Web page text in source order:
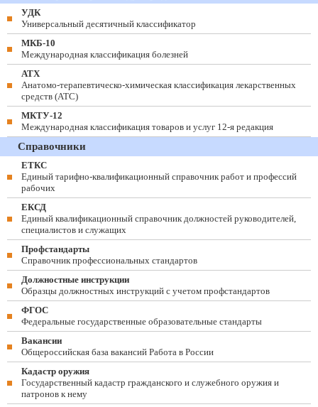
УДК
Универсальный десятичный классификатор
МКБ-10
Международная классификация болезней
АТХ
Анатомо-терапевтическо-химическая классификация лекарственных
средств (ATC)
МКТУ-12
Международная классификация товаров и услуг 12-я редакция
Справочники
ЕТКС
Единый тарифно-квалификационный справочник работ и профессий
рабочих
ЕКСД
Единый квалификационный справочник должностей руководителей,
специалистов и служащих
Профстандарты
Справочник профессиональных стандартов
Должностные инструкции
Образцы должностных инструкций с учетом профстандартов
ФГОС
Федеральные государственные образовательные стандарты
Вакансии
Общероссийская база вакансий Работа в России
Кадастр оружия
Государственный кадастр гражданского и служебного оружия и
патронов к нему